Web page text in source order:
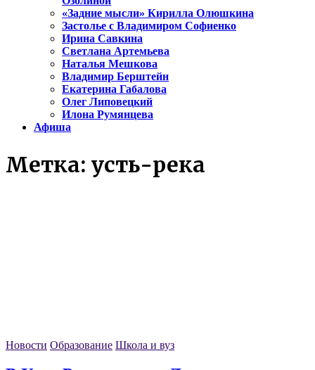
«Задние мысли» Кирилла Олюшкина
Застолье с Владимиром Софиенко
Ирина Савкина
Светлана Артемьева
Наталья Мешкова
Владимир Берштейн
Екатерина Габалова
Олег Липовецкий
Илона Румянцева
Афиша
Метка: усть-река
Новости Образование Школа и вуз